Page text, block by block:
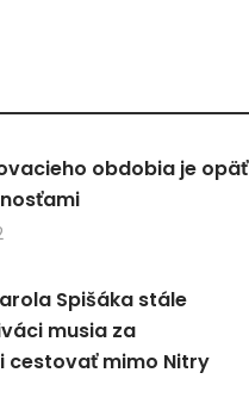
obdobia je opäť
Spišáka stále
musia za
cestovať mimo Nitry